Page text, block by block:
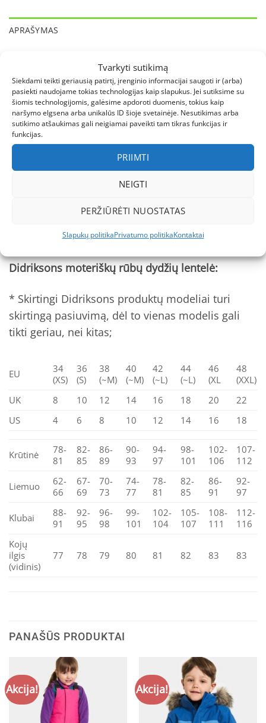
Tvarkyti sutikimą
Siekdami teikti geriausią patirtį, įrenginio informacijai saugoti ir (arba)
pasiekti naudojame tokias technologijas kaip slapukus. Jei sutiksime su
šiomis technologijomis, galėsime apdoroti duomenis, tokius kaip
naršymo elgsena arba unikalūs ID šioje svetainėje. Nesutikimas arba
sutikimo atšaukimas gali neigiamai paveikti tam tikras funkcijas ir
funkcijas.
PRIIMTI
NEIGTI
PERŽIŪRĖTI NUOSTATAS
Slapukų politikaPrivatumo politikaKontaktai
APRAŠYMAS
ATSILIEPIMAI (0)
Didriksons moteriškos pašiltintos vandeniui
atsparios striukės savybės:
Atsparumas drėgmei: 10,000mm
Kvėpavimas: 4,000 g/m²/24h
Pašiltinimas: 120 g/m²
Kaip pasirinti tinkamą dydį?
Didriksons moteriškų rūbų dydžių lentelė:
* Skirtingi Didriksons produktų modeliai turi
skirtingą pasiuvimą, dėl to vienas modelis gali
tikti geriau, nei kitas;
EU
34
(XS)
36
(S)
38
(~M)
40
(~M)
42
(~L)
44
(~L)
46
(XL
48
(XXL)
UK
8 10 12 14 16 18 20
22
US
4 6 8 10 12 14 16 18
Krūtinė
78-
81
82-
85
86-
89
90-
93
94-
97
98-
101
102-
106
107-
112
Liemuo
62-
66
67-
69
70-
73
74-
77
78-
81
82-
85
86-
91
92-
97
Klubai
88-
91
92-
95
96-
98
99-
101
102-
104
105-
107
108-
111
112-
116
Kojų
ilgis
(vidinis)
77 78 79 80 81 82 83 83
PANAŠŪS PRODUKTAI
Akcija! Akcija!